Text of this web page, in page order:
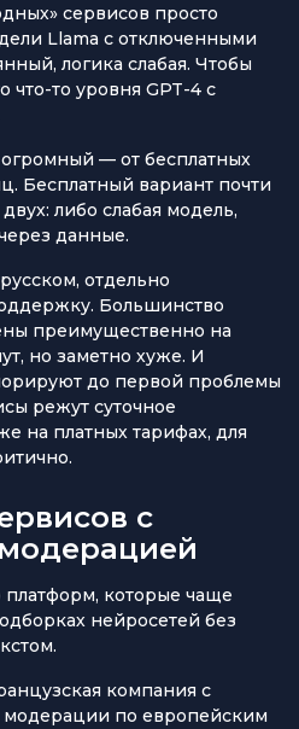
сервисов просто
Llama с отключенными
логика слабая. Чтобы
что-то уровня GPT-4 с
— от бесплатных
Бесплатный вариант почти
либо слабая модель,
данные.
отдельно
Большинство
преимущественно на
но заметно хуже. И
до первой проблемы
режут суточное
на платных тарифах, для
с
которые чаще
нейросетей без
компания с
модерации по европейским